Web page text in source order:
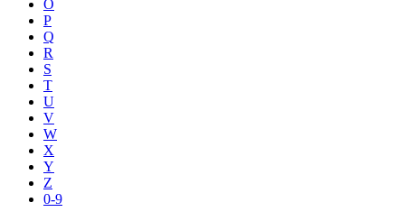
O
P
Q
R
S
T
U
V
W
X
Y
Z
0-9